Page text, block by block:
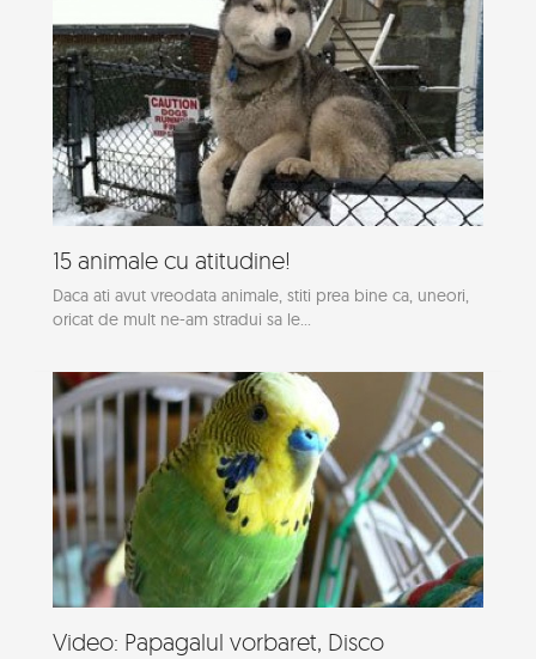
15 animale cu atitudine!
Daca ati avut vreodata animale, stiti prea bine ca, uneori,
oricat de mult ne-am stradui sa le...
Video: Papagalul vorbaret, Disco